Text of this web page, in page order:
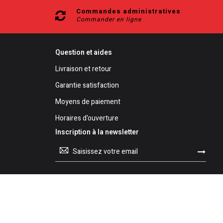
Commandes administratives
Commander en ligne
Question et aides
Livraison et retour
Garantie satisfaction
Moyens de paiement
Horaires d'ouverture
Inscription à la newsletter
Inscription
notre